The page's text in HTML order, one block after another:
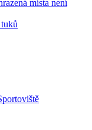
místa není